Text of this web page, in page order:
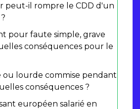
peut-il rompre le CDD d'un
pour faute simple, grave
conséquences pour le
ou lourde commise pendant
conséquences ?
européen salarié en